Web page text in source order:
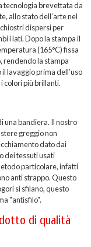
tecnologia brevettata da
allo stato dell’arte nel
dispersi per
i lati. Dopo la stampa il
(165°C) fissa
rendendo la stampa
lavaggio prima dell’uso
colori più brillanti.
una bandiera. Il nostro
greggio non
dato dai
dei tessuti usati
particolare, infatti
anti strappo. Questo
si sfilano, questo
"antisfilo".
di qualità